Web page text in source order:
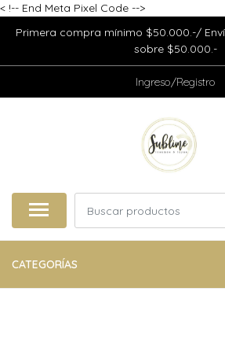
< !-- End Meta Pixel Code -->
Primera compra mínimo $50.000.-/
sobre $50.000.-
Ingreso/Registro
CATEGORÍAS